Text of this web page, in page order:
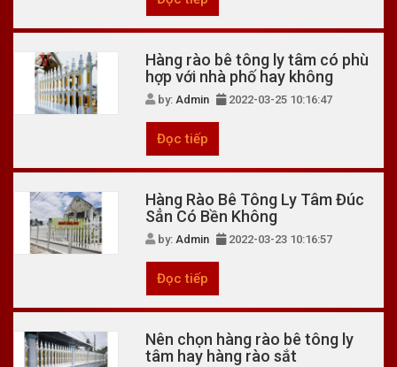
Hàng rào bê tông ly tâm có phù
hợp với nhà phố hay không
by:Admin 2022-03-25 10:16:47
Đọc tiếp
Hàng Rào Bê Tông Ly Tâm Đúc
Sẳn Có Bền Không
by:Admin 2022-03-23 10:16:57
Đọc tiếp
Nên chọn hàng rào bê tông ly
tâm hay hàng rào sắt